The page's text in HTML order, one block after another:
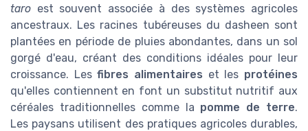
taro est souvent associée à des systèmes agricoles
ancestraux. Les racines tubéreuses du dasheen sont
plantées en période de pluies abondantes, dans un sol
gorgé d'eau, créant des conditions idéales pour leur
croissance. Lesfibres alimentaires et les protéines
qu'elles contiennent en font un substitut nutritif aux
céréales traditionnelles comme la pomme de terre.
Les paysans utilisent des pratiques agricoles durables,